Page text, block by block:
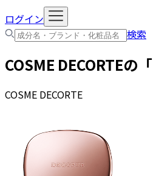
ログイン
検索
COSME DECORTEの「
COSME DECORTE